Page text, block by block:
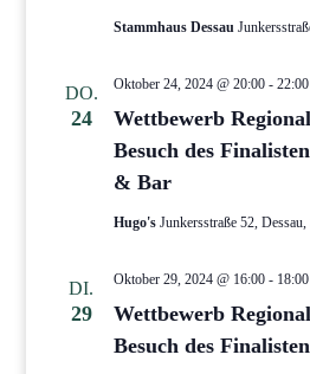
Stammhaus Dessau
DO.
24
Wettbewerb
Besuch des
& Bar
Oktober 24, 2024 @ 20:00- 22:00
Hugo's Junkersstraße 52,
DI.
29
Wettbewerb
Besuch des
Oktober 29, 2024 @ 16:00- 18:00